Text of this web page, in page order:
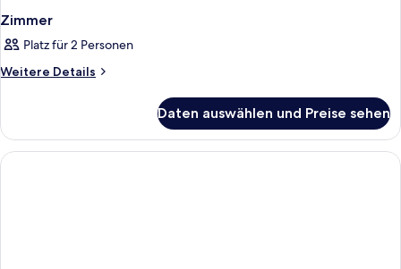
Zimmer
Platz für 2 Personen
Weitere Details
Weitere
Daten auswählen und Preise sehen